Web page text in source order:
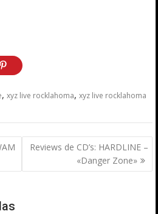
,xyz live rocklahoma,xyz live rocklahoma
Reviews de CD’s: HARDLINE –
«Danger Zone»